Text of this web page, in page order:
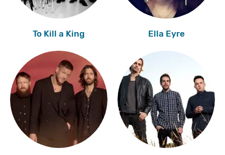
To Kill a King Ella Eyre